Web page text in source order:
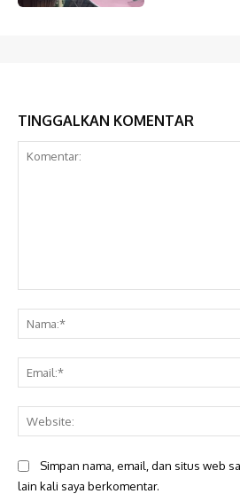
TINGGALKAN KOMENTAR
Simpan nama, email, dan situs web
lain kali saya berkomentar.